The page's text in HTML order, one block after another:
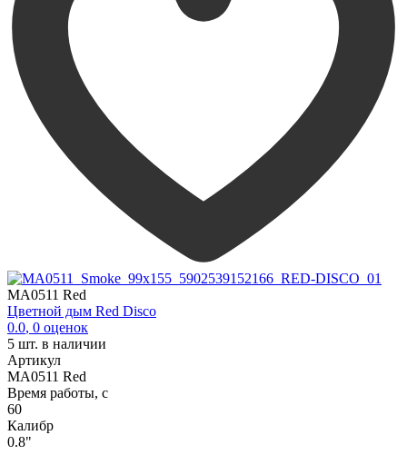
MA0511 Red
Цветной дым Red Disco
0.0, 0 оценок
5 шт. в наличии
Артикул
MA0511 Red
Время работы, с
60
Калибр
0.8"